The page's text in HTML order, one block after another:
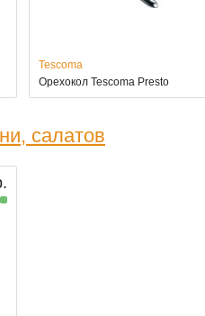
Tescoma
Орехокол Tescoma Presto
салатов